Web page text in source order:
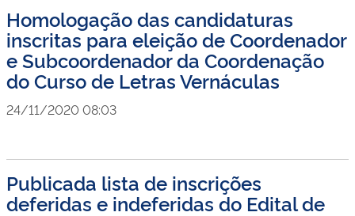
Homologação das candidaturas
inscritas para eleição de Coordenador
e Subcoordenador da Coordenação
do Curso de Letras Vernáculas
24/11/2020 08:03
Publicada lista de inscrições
deferidas e indeferidas do Edital de